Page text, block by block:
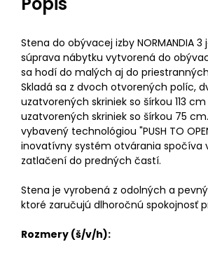
Stena do obývacej izby NORMANDIA
súprava nábytku vytvorená do
sa hodí do malých aj do
Skladá sa z dvoch otvorených políc,
uzatvorených skriniek so šírkou 113
uzatvorených skriniek so šírkou 75
vybavený technológiou "PUSH TO
inovatívny systém otvárania spočíva
zatlačení do predných častí.
Stena je vyrobená z odolných a
ktoré zaručujú dlhoročnú spokojnosť
Rozmery (š/v/h):